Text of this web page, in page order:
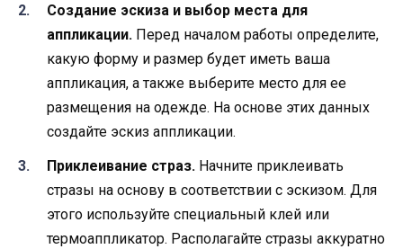
Создание эскиза и выбор места для
аппликации. Перед началом работы определите,
какую форму и размер будет иметь ваша
аппликация, а также выберите место для ее
размещения на одежде. На основе этих данных
создайте эскиз аппликации.
Приклеивание страз. Начните приклеивать
стразы на основу в соответствии с эскизом. Для
этого используйте специальный клей или
термоаппликатор. Располагайте стразы аккуратно